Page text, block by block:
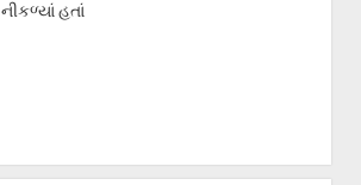
હતાં